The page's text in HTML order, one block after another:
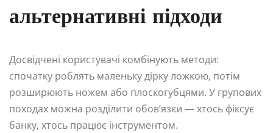
альтернативні підходи
Досвідчені користувачі комбінують методи:
спочатку роблять маленьку дірку ложкою, потім
розширюють ножем або плоскогубцями. У групових
походах можна розділити обов’язки — хтось фіксує
банку, хтось працює інструментом.